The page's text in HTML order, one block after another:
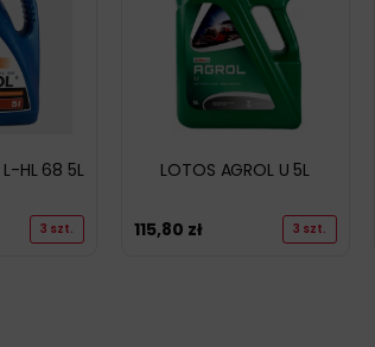
L-HL 68 5L
3 szt.
LOTOS AGROL U 5L
115,80 zł 3 szt.